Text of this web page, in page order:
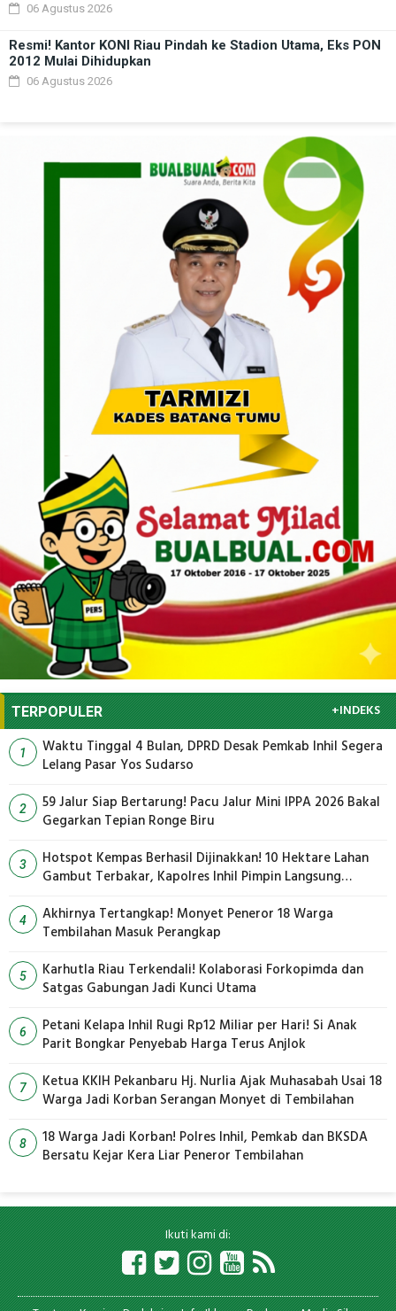
06 Agustus 2026
Resmi! Kantor KONI Riau Pindah ke Stadion Utama, Eks PON
2012 Mulai Dihidupkan
06 Agustus 2026
TERPOPULER +INDEKS
1
Waktu Tinggal 4 Bulan, DPRD Desak Pemkab Inhil Segera
Lelang Pasar Yos Sudarso
2
59 Jalur Siap Bertarung! Pacu Jalur Mini IPPA 2026 Bakal
Gegarkan Tepian Ronge Biru
3
Hotspot Kempas Berhasil Dijinakkan! 10 Hektare Lahan
Gambut Terbakar, Kapolres Inhil Pimpin Langsung
4
Akhirnya Tertangkap! Monyet Peneror 18 Warga
Tembilahan Masuk Perangkap
5
Karhutla Riau Terkendali! Kolaborasi Forkopimda dan
Satgas Gabungan Jadi Kunci Utama
6
Petani Kelapa Inhil Rugi Rp12 Miliar per Hari! Si Anak
Parit Bongkar Penyebab Harga Terus Anjlok
7
Ketua KKIH Pekanbaru Hj. Nurlia Ajak Muhasabah Usai 18
Warga Jadi Korban Serangan Monyet di Tembilahan
8
18 Warga Jadi Korban! Polres Inhil, Pemkab dan BKSDA
Bersatu Kejar Kera Liar Peneror Tembilahan
Ikuti kami di: